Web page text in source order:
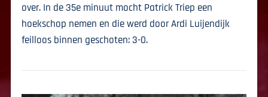
over. In de 35e minuut mocht Patrick Triep een
hoekschop nemen en die werd door Ardi Luijendijk
feilloos binnen geschoten: 3-0.